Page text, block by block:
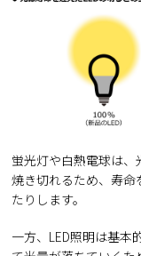
蛍光灯や白熱電球は
焼き切れるため、寿
たりします。
一方、LED照明は基本